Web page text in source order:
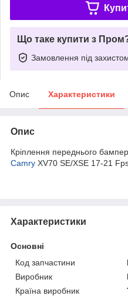
Що таке купити з
Замовлення під
Опис Характеристики
Опис
Кріплення переднього
Camry XV70 SE/XSE 17-21
Характеристики
Основні
Код запчастини
Виробник
Країна виробник